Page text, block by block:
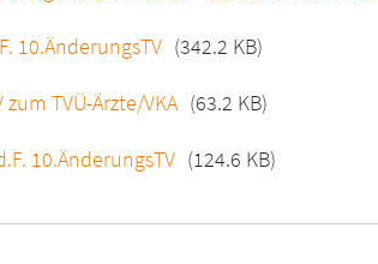
10.ÄnderungsTV (342.2 KB)
TVÜ-Ärzte/VKA (63.2 KB)
10.ÄnderungsTV (124.6 KB)